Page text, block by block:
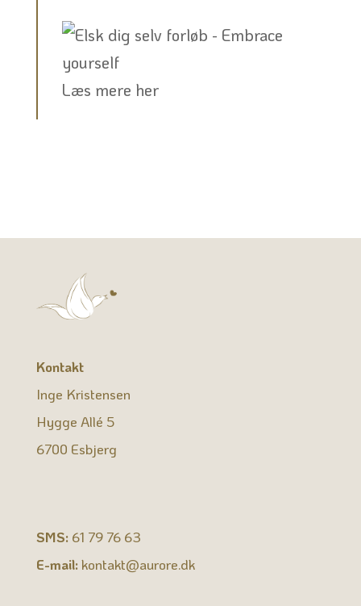
Læs mere her
Kontakt
Inge Kristensen
Hygge Allé 5
6700 Esbjerg
SMS: 61 79 76 63
E-mail:kontakt@aurore.dk